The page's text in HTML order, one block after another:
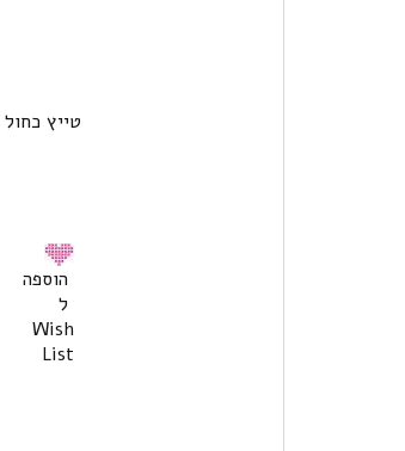
טייץ
הוספה
ל
Wish
List